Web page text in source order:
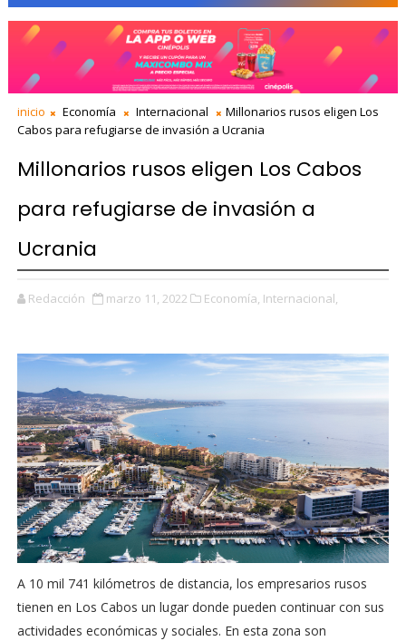
inicio Economía Internacional
Millonarios rusos eligen Los
Cabos para refugiarse de invasión a Ucrania
Millonarios rusos eligen Los Cabos
para refugiarse de invasión a
Ucrania
Redacción marzo 11, 2022 Economía, Internacional,
A 10 mil 741 kilómetros de distancia, los empresarios rusos
tienen en Los Cabos un lugar donde pueden continuar con sus
actividades económicas y sociales. En esta zona son